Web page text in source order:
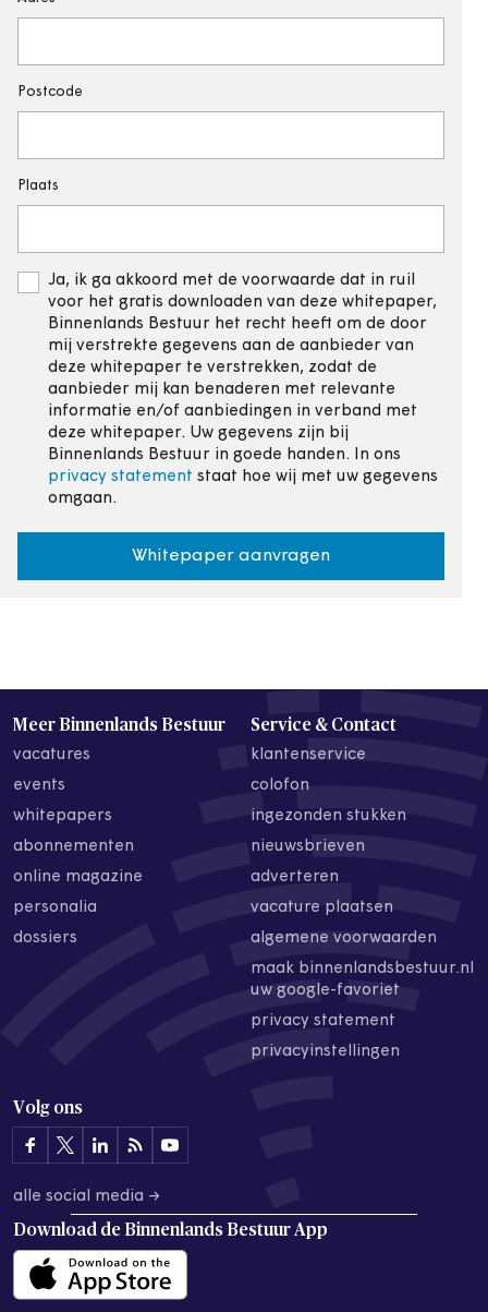
Postcode
Plaats
Ja, ik ga akkoord met de voorwaarde dat in ruil
voor het gratis downloaden van deze whitepaper,
Binnenlands Bestuur het recht heeft om de door
mij verstrekte gegevens aan de aanbieder van
deze whitepaper te verstrekken, zodat de
aanbieder mij kan benaderen met relevante
informatie en/of aanbiedingen in verband met
deze whitepaper. Uw gegevens zijn bij
Binnenlands Bestuur in goede handen. In ons
privacy statement staat hoe wij met uw gegevens
omgaan.
Whitepaper aanvragen
Meer Binnenlands Bestuur
vacatures
events
whitepapers
abonnementen
online magazine
personalia
dossiers
Service & Contact
klantenservice
colofon
ingezonden stukken
nieuwsbrieven
adverteren
vacature plaatsen
algemene voorwaarden
maak binnenlandsbestuur.nl
uw google-favoriet
privacy statement
privacyinstellingen
Volg ons
alle social media →
Download de Binnenlands Bestuur App